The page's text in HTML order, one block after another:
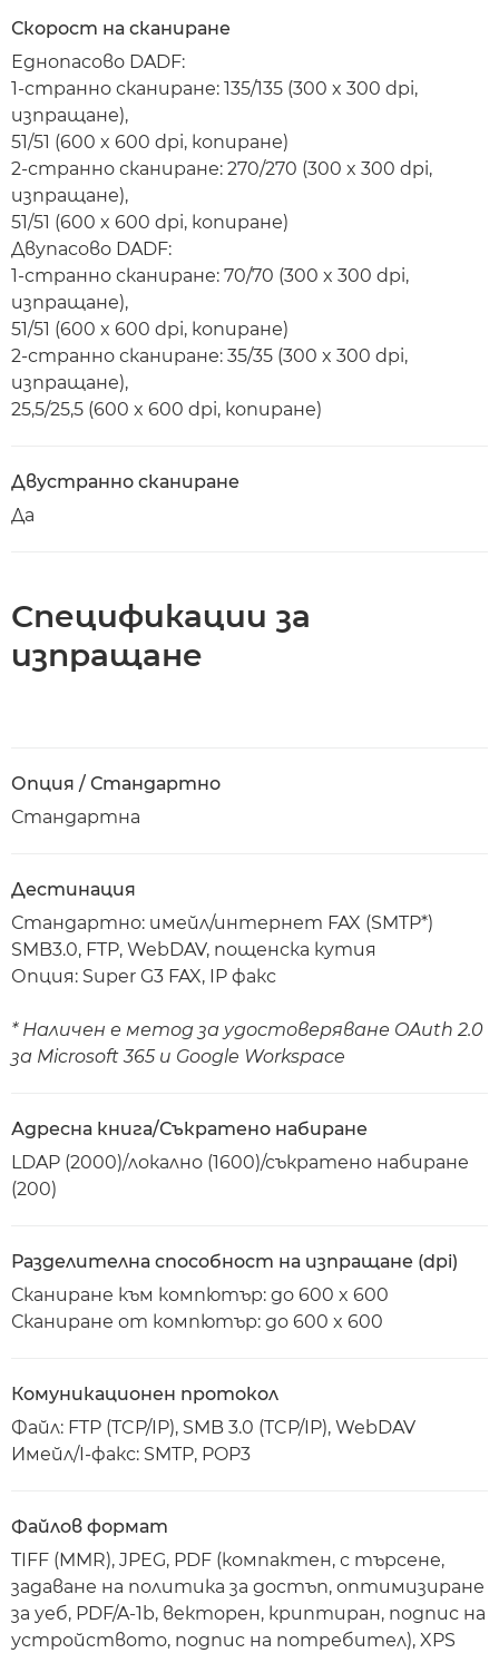
Скорост на сканиране
Еднопасово DADF:
1-странно сканиране: 135/135 (300 x 300 dpi,
изпращане),
51/51 (600 x 600 dpi, копиране)
2-странно сканиране: 270/270 (300 x 300 dpi,
изпращане),
51/51 (600 x 600 dpi, копиране)
Двупасово DADF:
1-странно сканиране: 70/70 (300 x 300 dpi,
изпращане),
51/51 (600 x 600 dpi, копиране)
2-странно сканиране: 35/35 (300 x 300 dpi,
изпращане),
25,5/25,5 (600 x 600 dpi, копиране)
Двустранно сканиране
Да
Спецификации за
изпращане
Опция / Стандартно
Стандартна
Дестинация
Стандартно: имейл/интернет FAX (SMTP*)
SMB3.0, FTP, WebDAV, пощенска кутия
Опция: Super G3 FAX, IP факс
* Наличен е метод за удостоверяване OAuth 2.0
за Microsoft 365 и Google Workspace
Адресна книга/Съкратено набиране
LDAP (2000)/локално (1600)/съкратено набиране
(200)
Разделителна способност на изпращане (dpi)
Сканиране към компютър: до 600 x 600
Сканиране от компютър: до 600 x 600
Комуникационен протокол
Файл: FTP (TCP/IP), SMB 3.0 (TCP/IP), WebDAV
Имейл/I-факс: SMTP, POP3
Файлов формат
TIFF (MMR), JPEG, PDF (компактен, с търсене,
задаване на политика за достъп, оптимизиране
за уеб, PDF/A-1b, векторен, криптиран, подпис на
устройството, подпис на потребител), XPS